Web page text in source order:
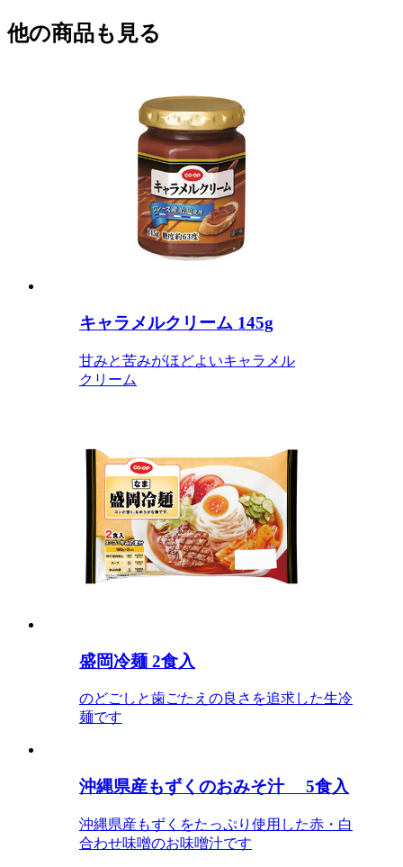
他の商品も見る
キャラメルクリーム 145g
甘みと苦みがほどよいキャラメル
クリーム
盛岡冷麺 2食入
のどごしと歯ごたえの良さを追求した生冷
麺です
沖縄県産もずくのおみそ汁 5食入
沖縄県産もずくをたっぷり使用した赤・白
合わせ味噌のお味噌汁です